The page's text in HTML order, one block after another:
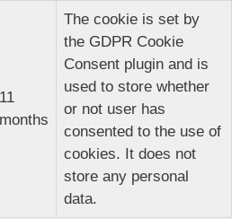
11
months
The cookie is set by
the GDPR Cookie
Consent plugin and is
used to store whether
or not user has
consented to the use of
cookies. It does not
store any personal
data.